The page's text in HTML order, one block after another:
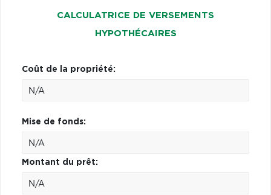
CALCULATRICE DE VERSEMENTS
HYPOTHÉCAIRES
Coût de la propriété:
Mise de fonds:
Montant du prêt: